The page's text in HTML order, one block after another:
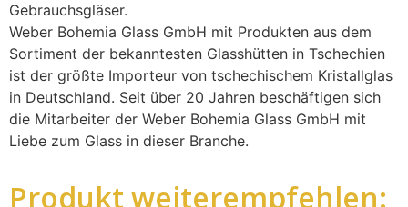
Gebrauchsgläser.
Weber Bohemia Glass GmbH mit Produkten aus dem
Sortiment der bekanntesten Glasshütten in Tschechien
ist der größte Importeur von tschechischem Kristallglas
in Deutschland. Seit über 20 Jahren beschäftigen sich
die Mitarbeiter der Weber Bohemia Glass GmbH mit
Liebe zum Glass in dieser Branche.
Produkt weiterempfehlen: